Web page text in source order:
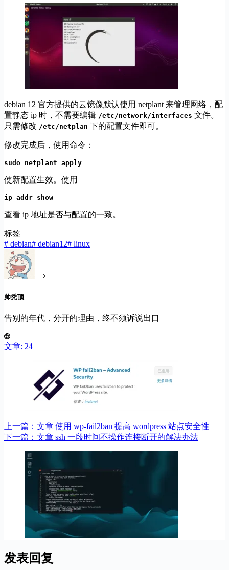
debian 12 官方提供的云镜像默认使用 netplant 来管理网络，配
置静态 ip 时，不需要编辑 /etc/network/interfaces 文件。
只需修改 /etc/netplan 下的配置文件即可。
修改完成后，使用命令：
sudo netplant apply
使新配置生效。使用
ip addr show
查看 ip 地址是否与配置的一致。
标签
# debian# debian12# linux
帅秃顶
告别的年代，分开的理由，终不须诉说出口
文章: 24
上一篇： 文章 使用 wp-fail2ban 提高 wordpress 站点安全性
下一篇： 文章 ssh 一段时间不操作连接断开的解决办法
发表回复